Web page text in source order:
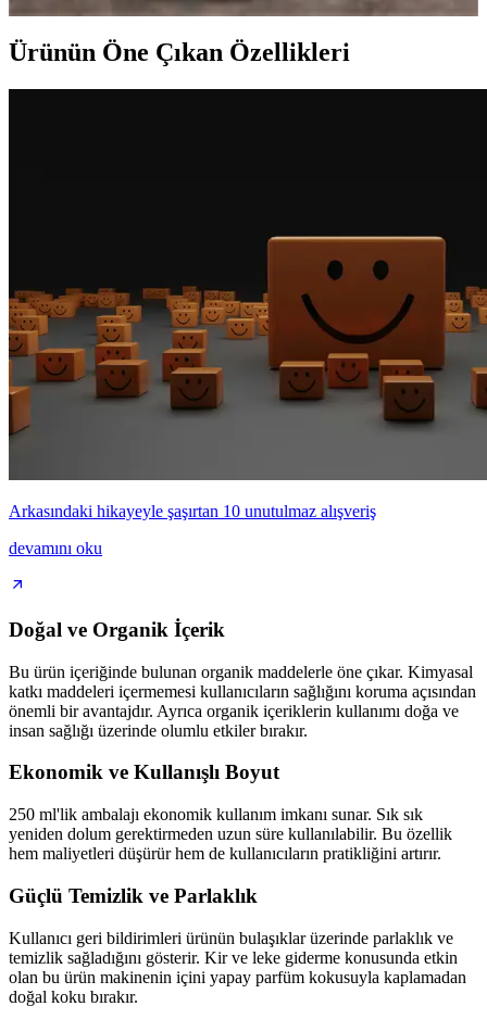
Ürünün Öne Çıkan Özellikleri
Arkasındaki hikayeyle şaşırtan 10 unutulmaz alışveriş
devamını oku
Doğal ve Organik İçerik
Bu ürün içeriğinde bulunan organik maddelerle öne çıkar. Kimyasal
katkı maddeleri içermemesi kullanıcıların sağlığını koruma açısından
önemli bir avantajdır. Ayrıca organik içeriklerin kullanımı doğa ve
insan sağlığı üzerinde olumlu etkiler bırakır.
Ekonomik ve Kullanışlı Boyut
250 ml'lik ambalajı ekonomik kullanım imkanı sunar. Sık sık
yeniden dolum gerektirmeden uzun süre kullanılabilir. Bu özellik
hem maliyetleri düşürür hem de kullanıcıların pratikliğini artırır.
Güçlü Temizlik ve Parlaklık
Kullanıcı geri bildirimleri ürünün bulaşıklar üzerinde parlaklık ve
temizlik sağladığını gösterir. Kir ve leke giderme konusunda etkin
olan bu ürün makinenin içini yapay parfüm kokusuyla kaplamadan
doğal koku bırakır.